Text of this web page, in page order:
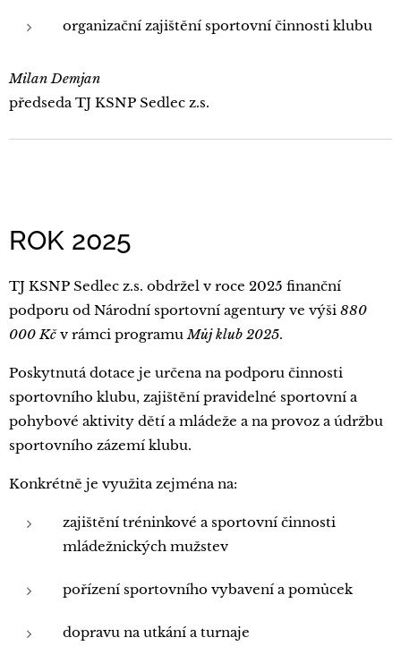
organizační zajištění sportovní činnosti klubu
Milan Demjan
předseda TJ KSNP Sedlec z.s.
ROK 2025
TJ KSNP Sedlec z.s. obdržel v roce 2025 finanční
podporu od Národní sportovní agentury ve výši 880
000 Kčv rámci programuMůj klub 2025.
Poskytnutá dotace je určena na podporu činnosti
sportovního klubu, zajištění pravidelné sportovní a
pohybové aktivity dětí a mládeže a na provoz a údržbu
sportovního zázemí klubu.
Konkrétně je využita zejména na:
zajištění tréninkové a sportovní činnosti
mládežnických mužstev
pořízení sportovního vybavení a pomůcek
dopravu na utkání a turnaje